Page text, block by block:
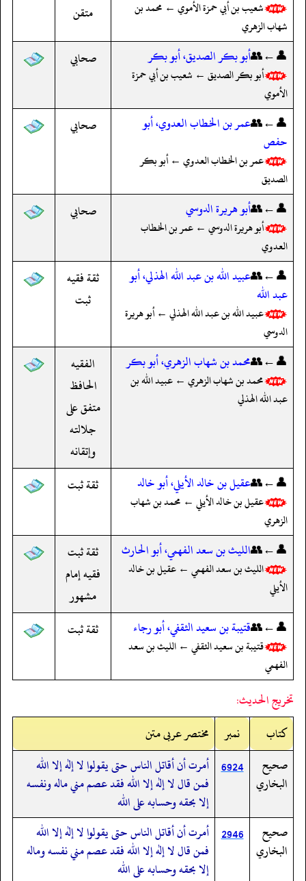
شعيب بن أبي حمزة الأموي ← محمد بن
شهاب الزهري
متقن
👤←👥أبو بكر الصديق، أبو بكر
أبو بكر الصديق ← شعيب بن أبي حمزة
الأموي
صحابي
👤←👥عمر بن الخطاب العدوي، أبو
حفص
عمر بن الخطاب العدوي ← أبو بكر
الصديق
صحابي
👤←👥أبو هريرة الدوسي
أبو هريرة الدوسي ← عمر بن الخطاب
العدوي
صحابي
👤←👥عبيد الله بن عبد الله الهذلي، أبو
عبد الله
عبيد الله بن عبد الله الهذلي ← أبو هريرة
الدوسي
ثقة فقيه
ثبت
👤←👥محمد بن شهاب الزهري، أبو بكر
محمد بن شهاب الزهري ← عبيد الله بن
عبد الله الهذلي
الفقيه
الحافظ
متفق على
جلالته
وإتقانه
👤←👥عقيل بن خالد الأيلي، أبو خالد
عقيل بن خالد الأيلي ← محمد بن شهاب
الزهري
ثقة ثبت
👤←👥الليث بن سعد الفهمي، أبو الحارث
الليث بن سعد الفهمي ← عقيل بن خالد
الأيلي
ثقة ثبت
فقيه إمام
مشهور
👤←👥قتيبة بن سعيد الثقفي، أبو رجاء
قتيبة بن سعيد الثقفي ← الليث بن سعد
الفهمي
ثقة ثبت
تخريج الحديث:
کتاب
نمبر
مختصر عربی متن
صحيح
البخاري
6924 أمرت أن أقاتل الناس حتى يقولوا لا إله إلا الله
فمن قال لا إله إلا الله فقد عصم مني ماله ونفسه
إلا بحقه وحسابه على الله
صحيح
البخاري
2946 أمرت أن أقاتل الناس حتى يقولوا لا إله إلا الله
فمن قال لا إله إلا الله فقد عصم مني نفسه وماله
إلا بحقه وحسابه على الله